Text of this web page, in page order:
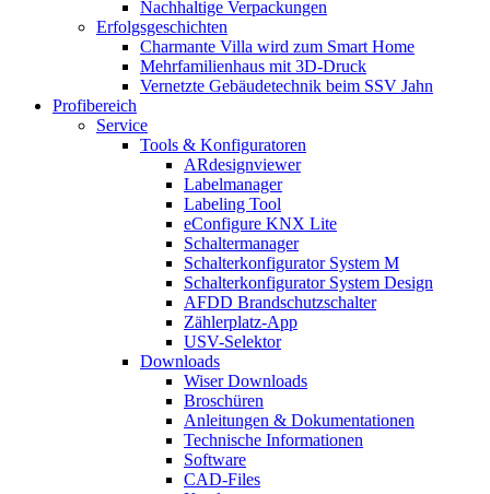
Nachhaltige Verpackungen
Erfolgsgeschichten
Charmante Villa wird zum Smart Home
Mehrfamilienhaus mit 3D-Druck
Vernetzte Gebäudetechnik beim SSV Jahn
Profibereich
Service
Tools & Konfiguratoren
ARdesignviewer
Labelmanager
Labeling Tool
eConfigure KNX Lite
Schaltermanager
Schalterkonfigurator System M
Schalterkonfigurator System Design
AFDD Brandschutzschalter
Zählerplatz-App
USV-Selektor
Downloads
Wiser Downloads
Broschüren
Anleitungen & Dokumentationen
Technische Informationen
Software
CAD-Files